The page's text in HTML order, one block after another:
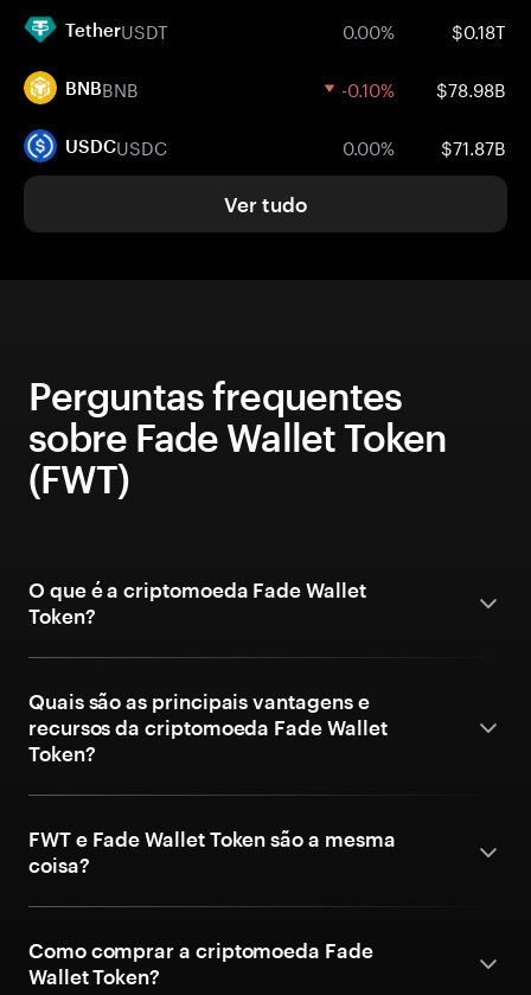
TetherUSDT 0.00% $0.18T
BNBBNB -0.10% $78.98B
USDCUSDC 0.00% $71.87B
Ver tudo
Perguntas frequentes
sobre Fade Wallet Token
(FWT)
O que é a criptomoeda Fade Wallet
Token?
Quais são as principais vantagens e
recursos da criptomoeda Fade Wallet
Token?
FWT e Fade Wallet Token são a mesma
coisa?
Como comprar a criptomoeda Fade
Wallet Token?